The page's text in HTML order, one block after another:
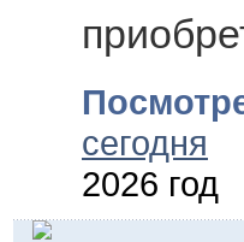
сегодня
2026 год